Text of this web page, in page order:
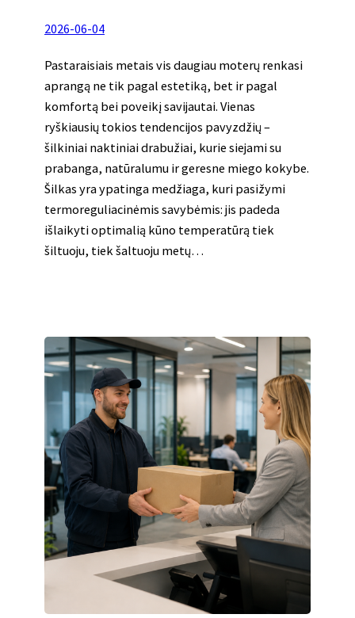
2026-06-04
Pastaraisiais metais vis daugiau moterų renkasi
aprangą ne tik pagal estetiką, bet ir pagal
komfortą bei poveikį savijautai. Vienas
ryškiausių tokios tendencijos pavyzdžių –
šilkiniai naktiniai drabužiai, kurie siejami su
prabanga, natūralumu ir geresne miego kokybe.
Šilkas yra ypatinga medžiaga, kuri pasižymi
termoreguliacinėmis savybėmis: jis padeda
išlaikyti optimalią kūno temperatūrą tiek
šiltuoju, tiek šaltuoju metų…